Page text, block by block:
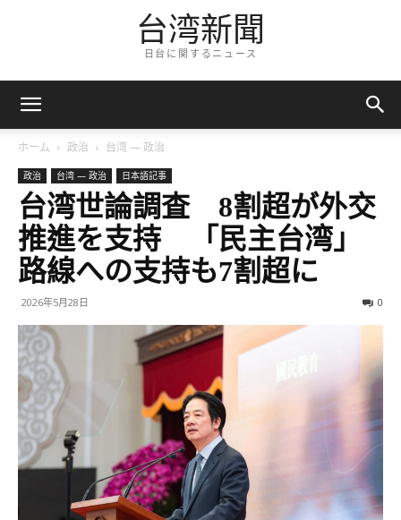
台湾新聞
日台に関するニュース
ホーム 政治 台湾 — 政治
政治 台湾 — 政治 日本語記事
台湾世論調査 8割超が外交
推進を支持 「民主台湾」
路線への支持も7割超に
2026年5月28日 0